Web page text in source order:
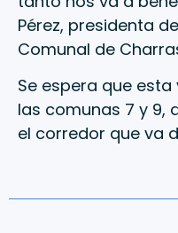
Pérez, presidenta
Comunal de
Se espera que
las comunas 7 y 9,
el corredor que va